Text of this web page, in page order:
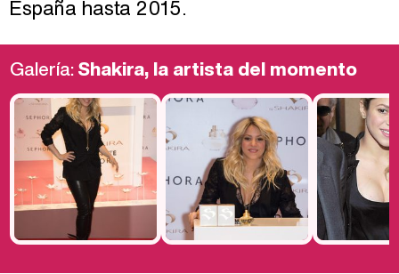
España hasta 2015.
Galería:Shakira, la artista del momento